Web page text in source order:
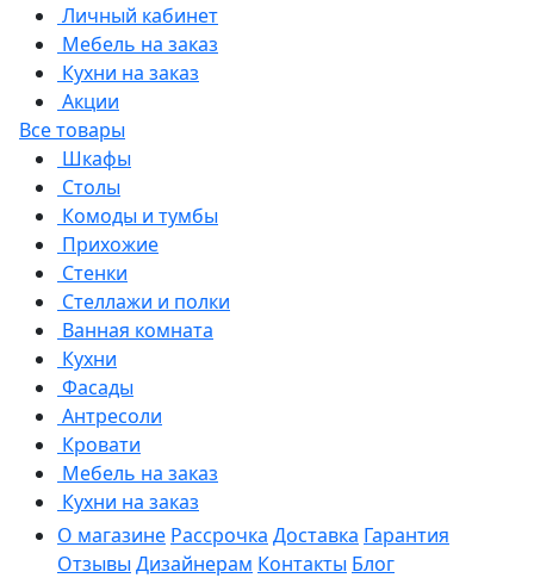
Личный кабинет
Мебель на заказ
Кухни на заказ
Акции
Все товары
Шкафы
Столы
Комоды и тумбы
Прихожие
Стенки
Стеллажи и полки
Ванная комната
Кухни
Фасады
Антресоли
Кровати
Мебель на заказ
Кухни на заказ
О магазине Рассрочка Доставка Гарантия
Отзывы Дизайнерам Контакты Блог